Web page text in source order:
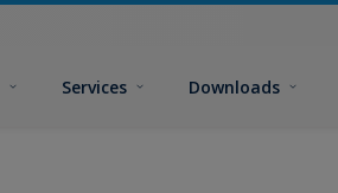
Services Downloads